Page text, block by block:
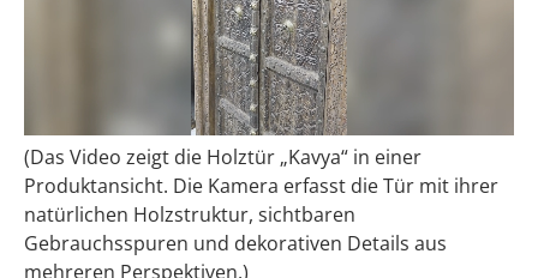
(Das Video zeigt die Holztür „Kavya“ in einer
Produktansicht. Die Kamera erfasst die Tür mit ihrer
natürlichen Holzstruktur, sichtbaren
Gebrauchsspuren und dekorativen Details aus
mehreren Perspektiven.)